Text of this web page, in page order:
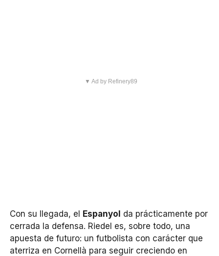
▼ Ad by Refinery89
Con su llegada, el Espanyol da prácticamente por
cerrada la defensa. Riedel es, sobre todo, una
apuesta de futuro: un futbolista con carácter que
aterriza en Cornellà para seguir creciendo en